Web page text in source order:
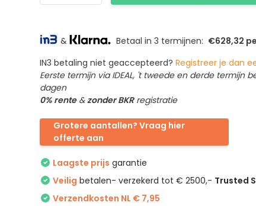
& Betaal in 3 termijnen: €628,32
IN3 betaling niet geaccepteerd?Registreer je dan
Eerste termijn via IDEAL, 't tweede en derde termijn
dagen
0% rente&zonder BKRregistratie
Grotere aantallen? Vraag hier
offerte aan
Laagste prijs garantie
Veilig betalen- verzekerd tot € 2500,- Trusted
Verzendkosten NL € 7,95